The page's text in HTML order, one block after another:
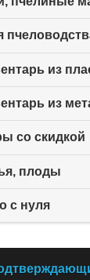
из
со скидкой
плоды
с нуля